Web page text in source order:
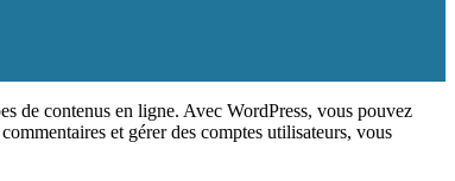
de contenus en ligne. Avec WordPress, vous pouvez
et gérer des comptes utilisateurs, vous